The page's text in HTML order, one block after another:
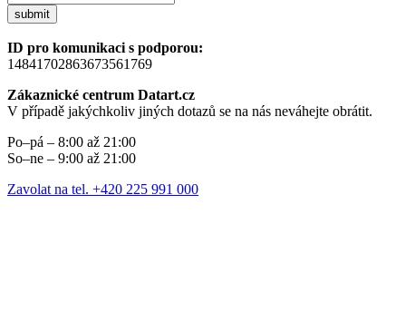
submit
ID pro komunikaci s podporou:
14841702863673561769
Zákaznické centrum Datart.cz
V případě jakýchkoliv jiných dotazů se na nás neváhejte obrátit.
Po–pá – 8:00 až 21:00
So–ne – 9:00 až 21:00
Zavolat na tel. +420 225 991 000